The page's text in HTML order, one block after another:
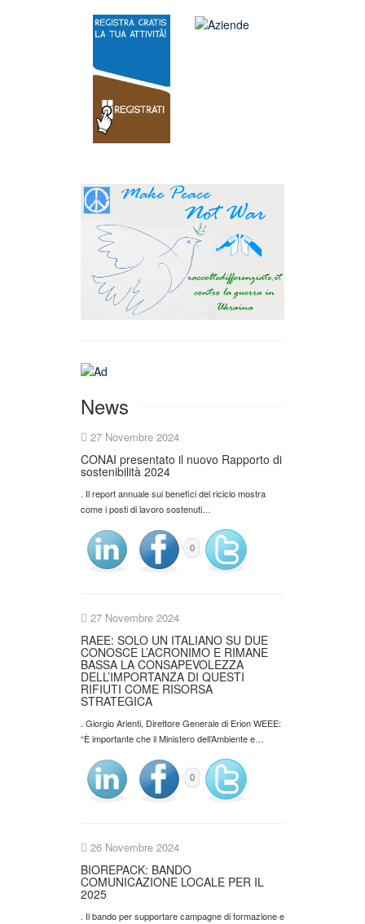
News
27 Novembre 2024
CONAI presentato il nuovo Rapporto di
sostenibilità 2024
. Il report annuale sui benefici del riciclo mostra
come i posti di lavoro sostenuti…
0
27 Novembre 2024
RAEE: SOLO UN ITALIANO SU DUE
CONOSCE L’ACRONIMO E RIMANE
BASSA LA CONSAPEVOLEZZA
DELL’IMPORTANZA DI QUESTI
RIFIUTI COME RISORSA
STRATEGICA
. Giorgio Arienti, Direttore Generale di Erion WEEE:
“È importante che il Ministero dell’Ambiente e…
0
26 Novembre 2024
BIOREPACK: BANDO
COMUNICAZIONE LOCALE PER IL
2025
. Il bando per supportare campagne di formazione e